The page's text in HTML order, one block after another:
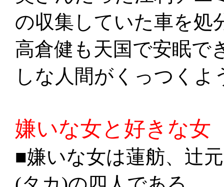
の収集していた車を処
高倉健も天国で安眠で
しな人間がくっつくよ
嫌いな女と好きな女
■嫌いな女は蓮舫、辻